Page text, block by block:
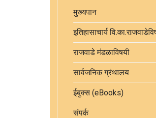
मुख्यपान
इतिहासाचार्य
राजवाडे मंडळाविषयी
सार्वजनिक ग्रंथालय
ईबुक्स (eBooks)
संपर्क